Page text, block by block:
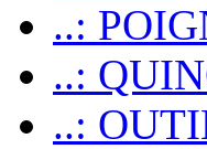
..:
..:
..: